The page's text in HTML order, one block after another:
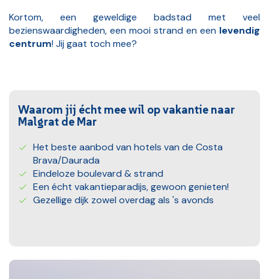
Kortom, een geweldige badstad met veel
bezienswaardigheden, een mooi strand en een levendig
centrum! Jij gaat toch mee?
Waarom jij écht mee wil op vakantie naar
Malgrat de Mar
Het beste aanbod van hotels van de Costa
Brava/Daurada
Eindeloze boulevard & strand
Een écht vakantieparadijs, gewoon genieten!
Gezellige dijk zowel overdag als 's avonds